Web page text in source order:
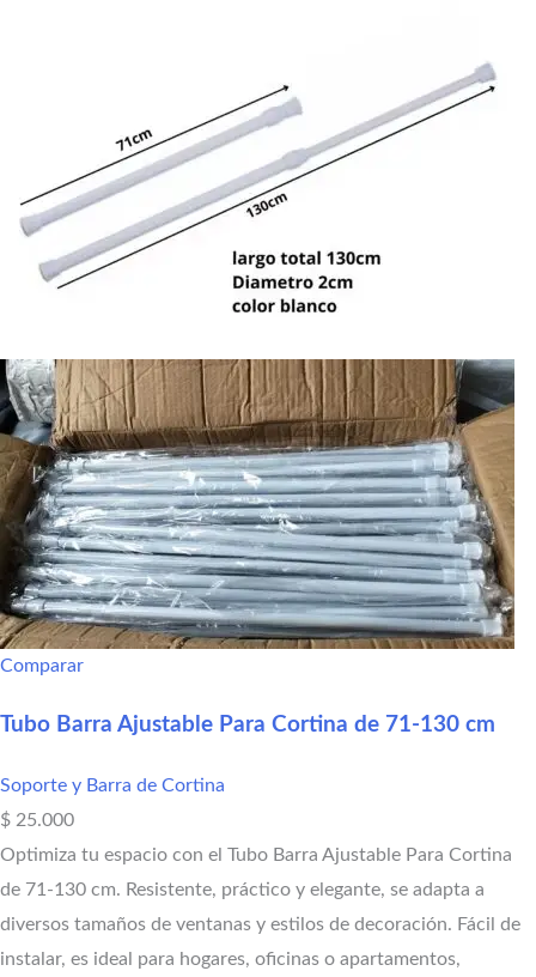
Comparar
Tubo Barra Ajustable Para Cortina de 71-130 cm
Soporte y Barra de Cortina
$ 25.000
Optimiza tu espacio con el Tubo Barra Ajustable Para Cortina
de 71-130 cm. Resistente, práctico y elegante, se adapta a
diversos tamaños de ventanas y estilos de decoración. Fácil de
instalar, es ideal para hogares, oficinas o apartamentos,